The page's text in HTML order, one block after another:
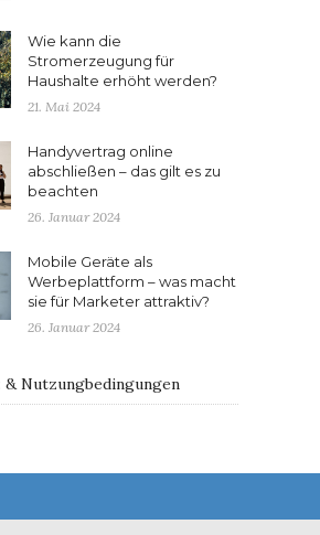
Wie kann die
Stromerzeugung für
Haushalte erhöht werden?
21. Mai 2024
Handyvertrag online
abschließen – das gilt es zu
beachten
26. Januar 2024
Mobile Geräte als
Werbeplattform – was macht
sie für Marketer attraktiv?
26. Januar 2024
Nutzungbedingungen